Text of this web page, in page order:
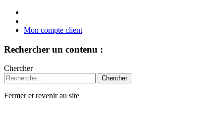
Mon compte client
Rechercher un contenu :
Chercher
Fermer et revenir au site